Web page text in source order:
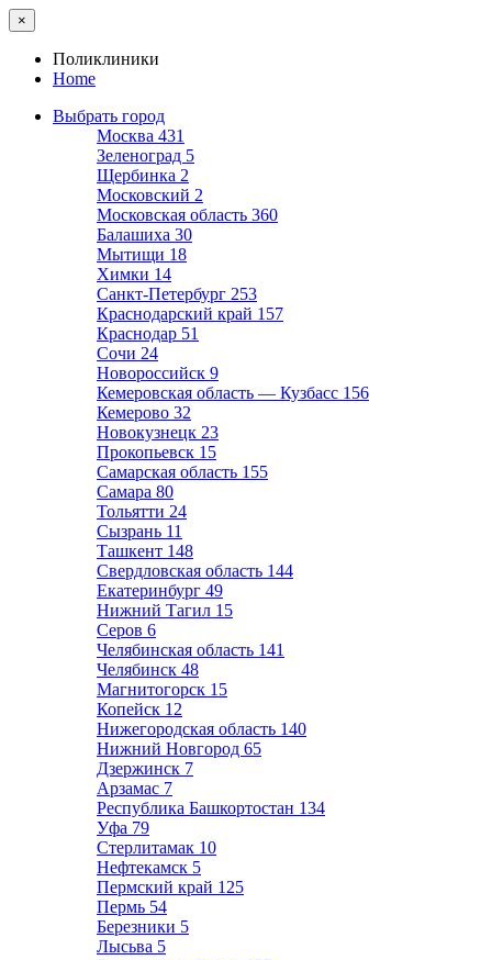
×
Поликлиники
Home
Выбрать город
Москва 431
Зеленоград 5
Щербинка 2
Московский 2
Московская область 360
Балашиха 30
Мытищи 18
Химки 14
Санкт-Петербург 253
Краснодарский край 157
Краснодар 51
Сочи 24
Новороссийск 9
Кемеровская область — Кузбасс 156
Кемерово 32
Новокузнецк 23
Прокопьевск 15
Самарская область 155
Самара 80
Тольятти 24
Сызрань 11
Ташкент 148
Свердловская область 144
Екатеринбург 49
Нижний Тагил 15
Серов 6
Челябинская область 141
Челябинск 48
Магнитогорск 15
Копейск 12
Нижегородская область 140
Нижний Новгород 65
Дзержинск 7
Арзамас 7
Республика Башкортостан 134
Уфа 79
Стерлитамак 10
Нефтекамск 5
Пермский край 125
Пермь 54
Березники 5
Лысьва 5